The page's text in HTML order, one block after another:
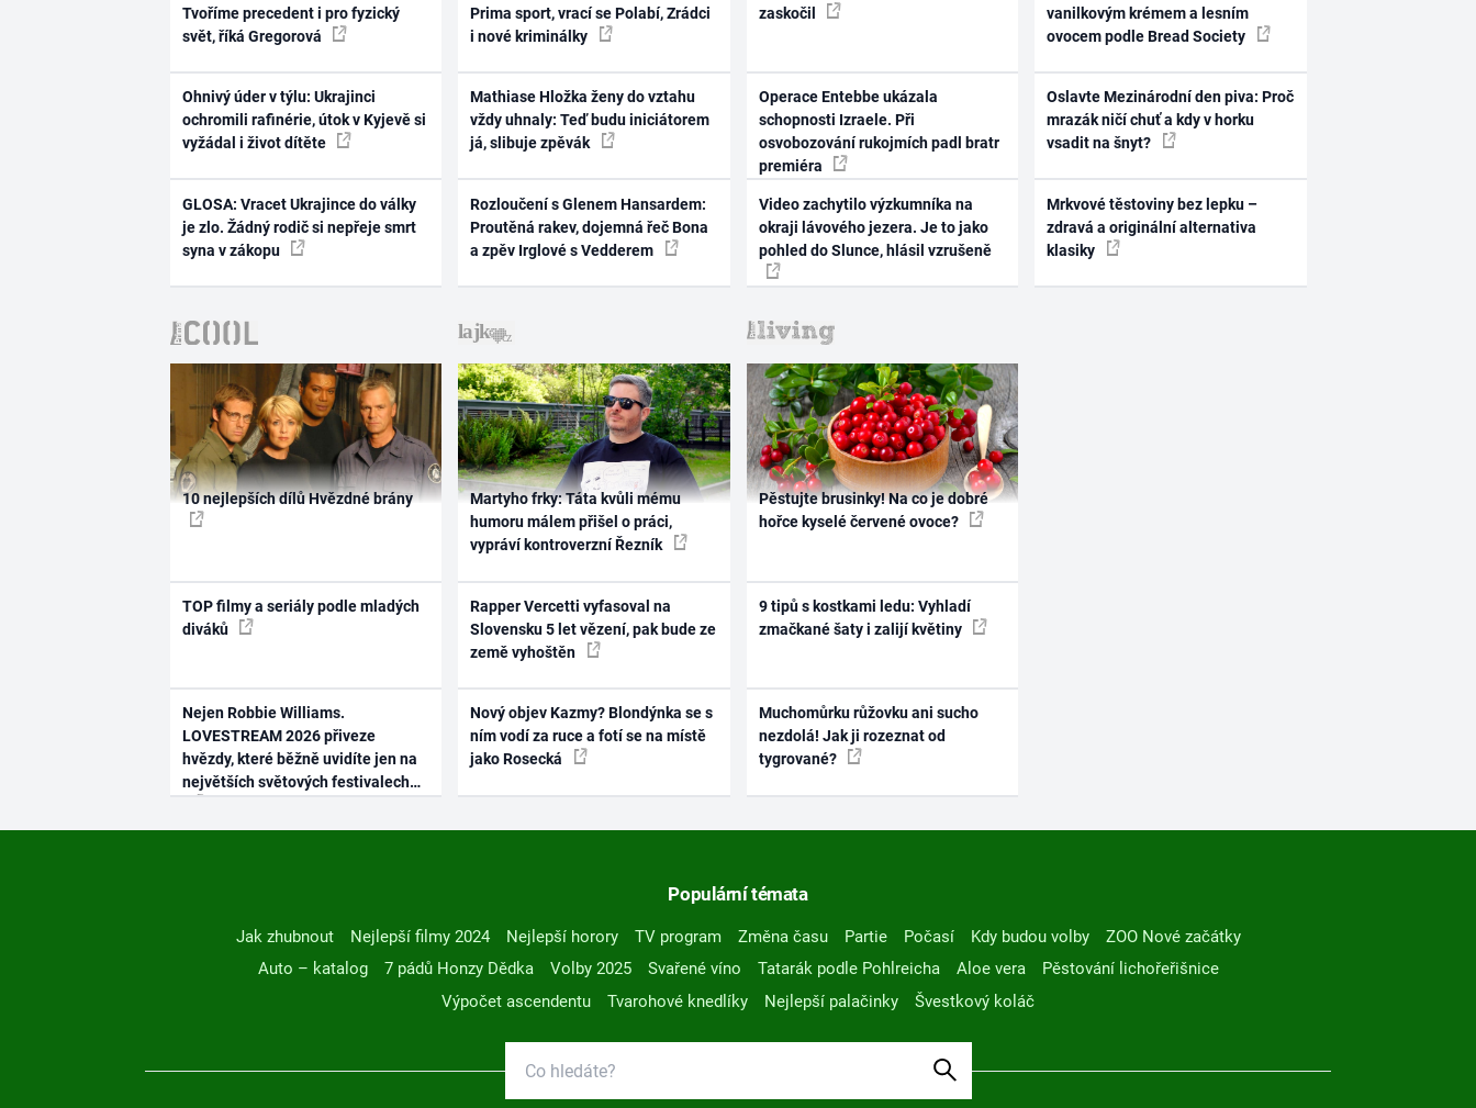
Tvoříme precedent i pro fyzický
svět, říká Gregorová
Ohnivý úder v týlu: Ukrajinci
ochromili rafinérie, útok v Kyjevě si
vyžádal i život dítěte
GLOSA: Vracet Ukrajince do války
je zlo. Žádný rodič si nepřeje smrt
syna v zákopu
Prima sport, vrací se Polabí, Zrádci
i nové kriminálky
Mathiase Hložka ženy do vztahu
vždy uhnaly: Teď budu iniciátorem
já, slibuje zpěvák
Rozloučení s Glenem Hansardem:
Proutěná rakev, dojemná řeč Bona
a zpěv Irglové s Vedderem
zaskočil
Operace Entebbe ukázala
schopnosti Izraele. Při
osvobozování rukojmích padl bratr
premiéra
Video zachytilo výzkumníka na
okraji lávového jezera. Je to jako
pohled do Slunce, hlásil vzrušeně
vanilkovým krémem a lesním
ovocem podle Bread Society
Oslavte Mezinárodní den piva: Proč
mrazák ničí chuť a kdy v horku
vsadit na šnyt?
Mrkvové těstoviny bez lepku –
zdravá a originální alternativa
klasiky
10 nejlepších dílů Hvězdné brány
TOP filmy a seriály podle mladých
diváků
Nejen Robbie Williams.
LOVESTREAM 2026 přiveze
hvězdy, které běžně uvidíte jen na
největších světových festivalech
Martyho frky: Táta kvůli mému
humoru málem přišel o práci,
vypráví kontroverzní Řezník
Rapper Vercetti vyfasoval na
Slovensku 5 let vězení, pak bude ze
země vyhoštěn
Nový objev Kazmy? Blondýnka se s
ním vodí za ruce a fotí se na místě
jako Rosecká
Pěstujte brusinky! Na co je dobré
hořce kyselé červené ovoce?
9 tipů s kostkami ledu: Vyhladí
zmačkané šaty i zalijí květiny
Muchomůrku růžovku ani sucho
nezdolá! Jak ji rozeznat od
tygrované?
Populární témata
Jak zhubnout Nejlepší filmy 2024 Nejlepší horory TV program Změna času Partie Počasí Kdy budou volby
ZOO Nové začátky
Auto – katalog
7 pádů Honzy Dědka Volby 2025 Svařené víno Tatarák podle Pohlreicha Aloe vera
Pěstování lichořeřišnice
Výpočet ascendentu
Tvarohové knedlíky Nejlepší palačinky Švestkový koláč